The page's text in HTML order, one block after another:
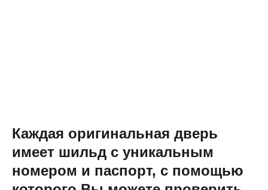
Каждая оригинальная дверь
имеет шильд с уникальным
номером и паспорт, с помощью